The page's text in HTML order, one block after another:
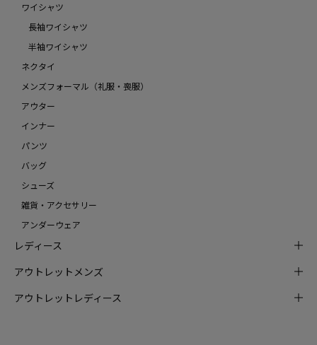
ワイシャツ
長袖ワイシャツ
半袖ワイシャツ
ネクタイ
メンズフォーマル（礼服・喪服）
アウター
インナー
パンツ
バッグ
シューズ
雑貨・アクセサリー
アンダーウェア
レディース
アウトレットメンズ
アウトレットレディース